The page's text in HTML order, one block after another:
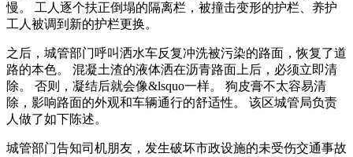
慢。 工人逐个扶正倒塌的隔离栏，被撞击变形的护栏、养护
工人被调到新的护栏更换。
之后，城管部门呼叫洒水车反复冲洗被污染的路面，恢复了道
路的本色。 混凝土渣的液体洒在沥青路面上后，必须立即清
除。 否则，凝结后就会像&lsquo一样。 狗皮膏不太容易清
除，影响路面的外观和车辆通行的舒适性。 该区城管局负责
人做了如下陈述。
城管部门告知司机朋友，发生破坏市政设施的未受伤交通事故